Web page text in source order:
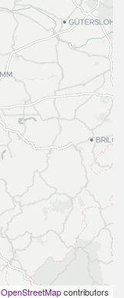
OpenStreetMapcontributors